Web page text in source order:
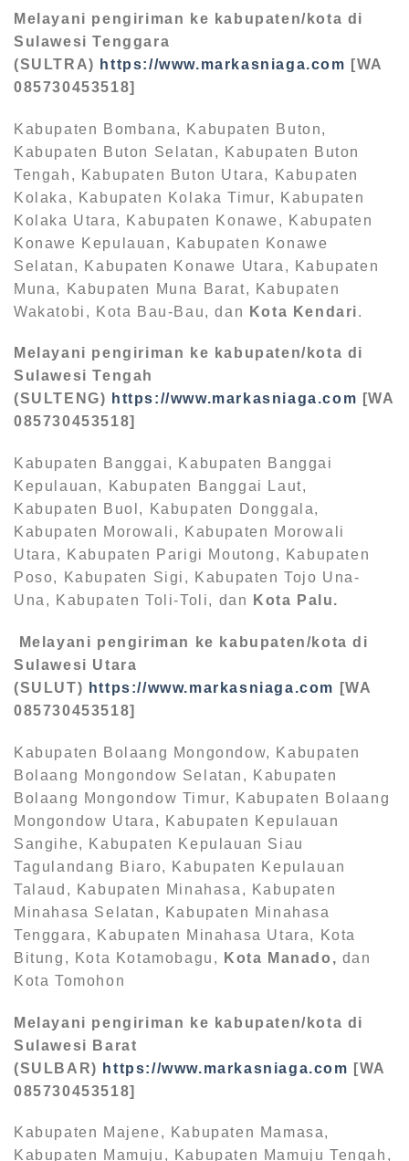
Melayani pengiriman ke kabupaten/kota di
Sulawesi Tenggara
(SULTRA) https://www.markasniaga.com [WA
085730453518]
Kabupaten Bombana, Kabupaten Buton,
Kabupaten Buton Selatan, Kabupaten Buton
Tengah, Kabupaten Buton Utara, Kabupaten
Kolaka, Kabupaten Kolaka Timur, Kabupaten
Kolaka Utara, Kabupaten Konawe, Kabupaten
Konawe Kepulauan, Kabupaten Konawe
Selatan, Kabupaten Konawe Utara, Kabupaten
Muna, Kabupaten Muna Barat, Kabupaten
Wakatobi, Kota Bau-Bau, dan
Kota Kendari.
Melayani pengiriman ke kabupaten/kota di
Sulawesi Tengah
(SULTENG) https://www.markasniaga.com [WA
085730453518]
Kabupaten Banggai, Kabupaten Banggai
Kepulauan, Kabupaten Banggai Laut,
Kabupaten Buol, Kabupaten Donggala,
Kabupaten Morowali, Kabupaten Morowali
Utara, Kabupaten Parigi Moutong, Kabupaten
Poso, Kabupaten Sigi, Kabupaten Tojo Una-
Una, Kabupaten Toli-Toli, dan
Kota Palu.
Melayani pengiriman ke kabupaten/kota di
Sulawesi Utara
(SULUT) https://www.markasniaga.com
[WA
085730453518]
Kabupaten Bolaang Mongondow, Kabupaten
Bolaang Mongondow Selatan, Kabupaten
Bolaang Mongondow Timur, Kabupaten Bolaang
Mongondow Utara, Kabupaten Kepulauan
Sangihe, Kabupaten Kepulauan Siau
Tagulandang Biaro, Kabupaten Kepulauan
Talaud, Kabupaten Minahasa, Kabupaten
Minahasa Selatan, Kabupaten Minahasa
Tenggara, Kabupaten Minahasa Utara, Kota
Bitung, Kota Kotamobagu,
Kota Manado, dan
Kota Tomohon
Melayani pengiriman ke kabupaten/kota di
Sulawesi Barat
(SULBAR) https://www.markasniaga.com [WA
085730453518]
Kabupaten Majene, Kabupaten Mamasa,
Kabupaten Mamuju, Kabupaten Mamuju Tengah,